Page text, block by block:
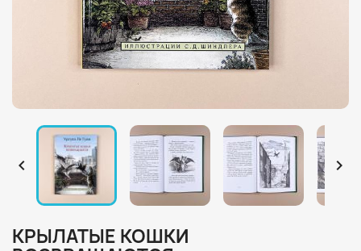
 
КРЫЛАТЫЕ КОШКИ